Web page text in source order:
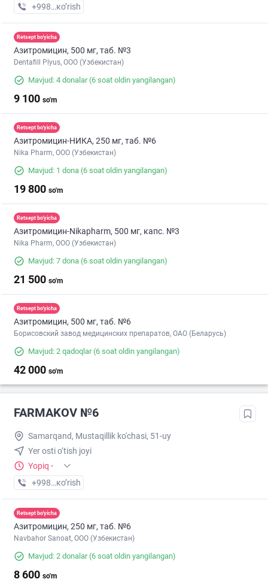
+998 (95) XXX-XX-XX
кo’rish
Retsept bo'yicha
Азитромицин, 500 мг, таб. №3
Dentafill Plyus, ООО (Узбекистан)
Mavjud: 4 donalar(6 soat oldin yangilangan)
9 100 so'm
Retsept bo'yicha
Азитромицин-НИКА, 250 мг, таб. №6
Nika Pharm, ООО (Узбекистан)
Mavjud: 1 dona (6 soat oldin yangilangan)
19 800 so'm
Retsept bo'yicha
Азитромицин-Nikapharm, 500 мг, капс. №3
Nika Pharm, ООО (Узбекистан)
Mavjud: 7 dona (6 soat oldin yangilangan)
21 500 so'm
Retsept bo'yicha
Азитромицин, 500 мг, таб. №6
Борисовский завод медицинских препаратов, ОАО (Беларусь)
Mavjud: 2 qadoqlar(6 soat oldin yangilangan)
42 000 so'm
FARMAKOV №6
Samarqand, Mustaqillik ko'chasi, 51-uy
Yer osti o‘tish joyi
Yopiq ·
+998 (95) XXX-XX-XX
кo’rish
Retsept bo'yicha
Азитромицин, 250 мг, таб. №6
Navbahor Sanoat, ООО (Узбекистан)
Mavjud: 2 donalar(6 soat oldin yangilangan)
8 600 so'm